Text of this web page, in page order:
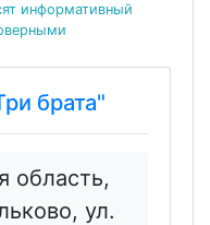
информативный
брата"
область,
ул.